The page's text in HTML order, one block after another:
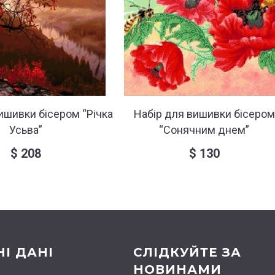
бісером “Річка
Усьва”
$ 208
Набір для вишивки бісером
“Сонячним днем”
$ 130
ДАНІ
СЛІДКУЙТЕ ЗА
НОВИНАМИ